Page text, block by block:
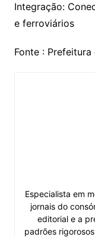
Integração:
e ferroviários
Fonte : Prefeitura
Especialista em
jornais do
editorial e a
padrões